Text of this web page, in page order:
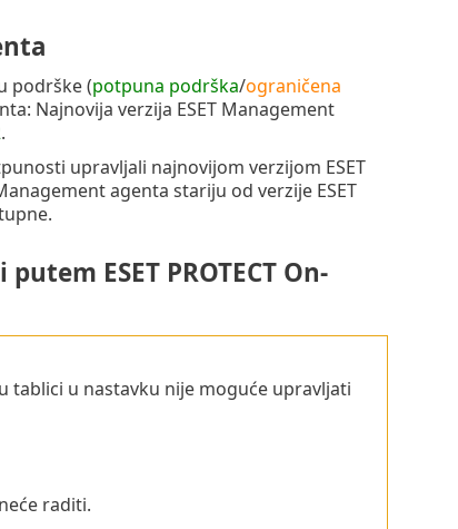
podrške (potpuna podrška/ograničena
Najnovija verzija ESET Management
.
upravljali najnovijom verzijom ESET
agenta stariju od verzije ESET
ESET PROTECT On-
tablici u nastavku nije moguće upravljati
raditi.